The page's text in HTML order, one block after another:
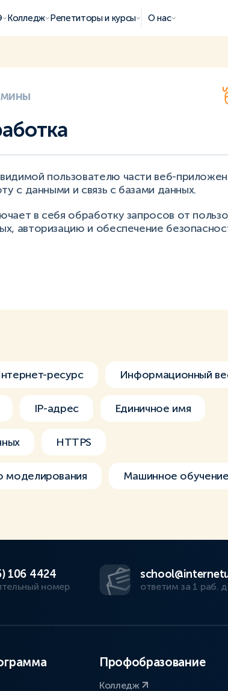
Колледж Репетиторы и курсы О нас
пользователю части веб-
с данными и связь с базами данных.
в себя обработку запросов от
авторизацию и обеспечение
ресурс Информационный
IP-адрес Единичное имя
HTTPS
моделирования Машинное обучение
106 4424
номер ответим за 1 раб.
Профобразование
Колледж